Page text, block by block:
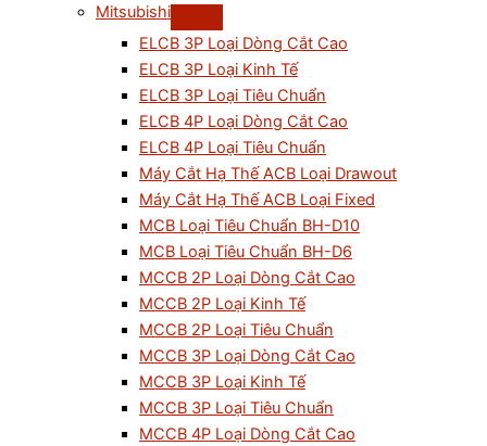
Mitsubishi
ELCB 3P Loại Dòng Cắt Cao
ELCB 3P Loại Kinh Tế
ELCB 3P Loại Tiêu Chuẩn
ELCB 4P Loại Dòng Cắt Cao
ELCB 4P Loại Tiêu Chuẩn
Máy Cắt Hạ Thế ACB Loại Drawout
Máy Cắt Hạ Thế ACB Loại Fixed
MCB Loại Tiêu Chuẩn BH-D10
MCB Loại Tiêu Chuẩn BH-D6
MCCB 2P Loại Dòng Cắt Cao
MCCB 2P Loại Kinh Tế
MCCB 2P Loại Tiêu Chuẩn
MCCB 3P Loại Dòng Cắt Cao
MCCB 3P Loại Kinh Tế
MCCB 3P Loại Tiêu Chuẩn
MCCB 4P Loại Dòng Cắt Cao